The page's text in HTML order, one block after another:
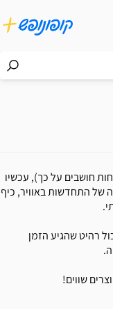
חושבים על כך), עכשיו
של התחדשות באוויר, כיף
רהיט שהגיע הזמן
שווים!